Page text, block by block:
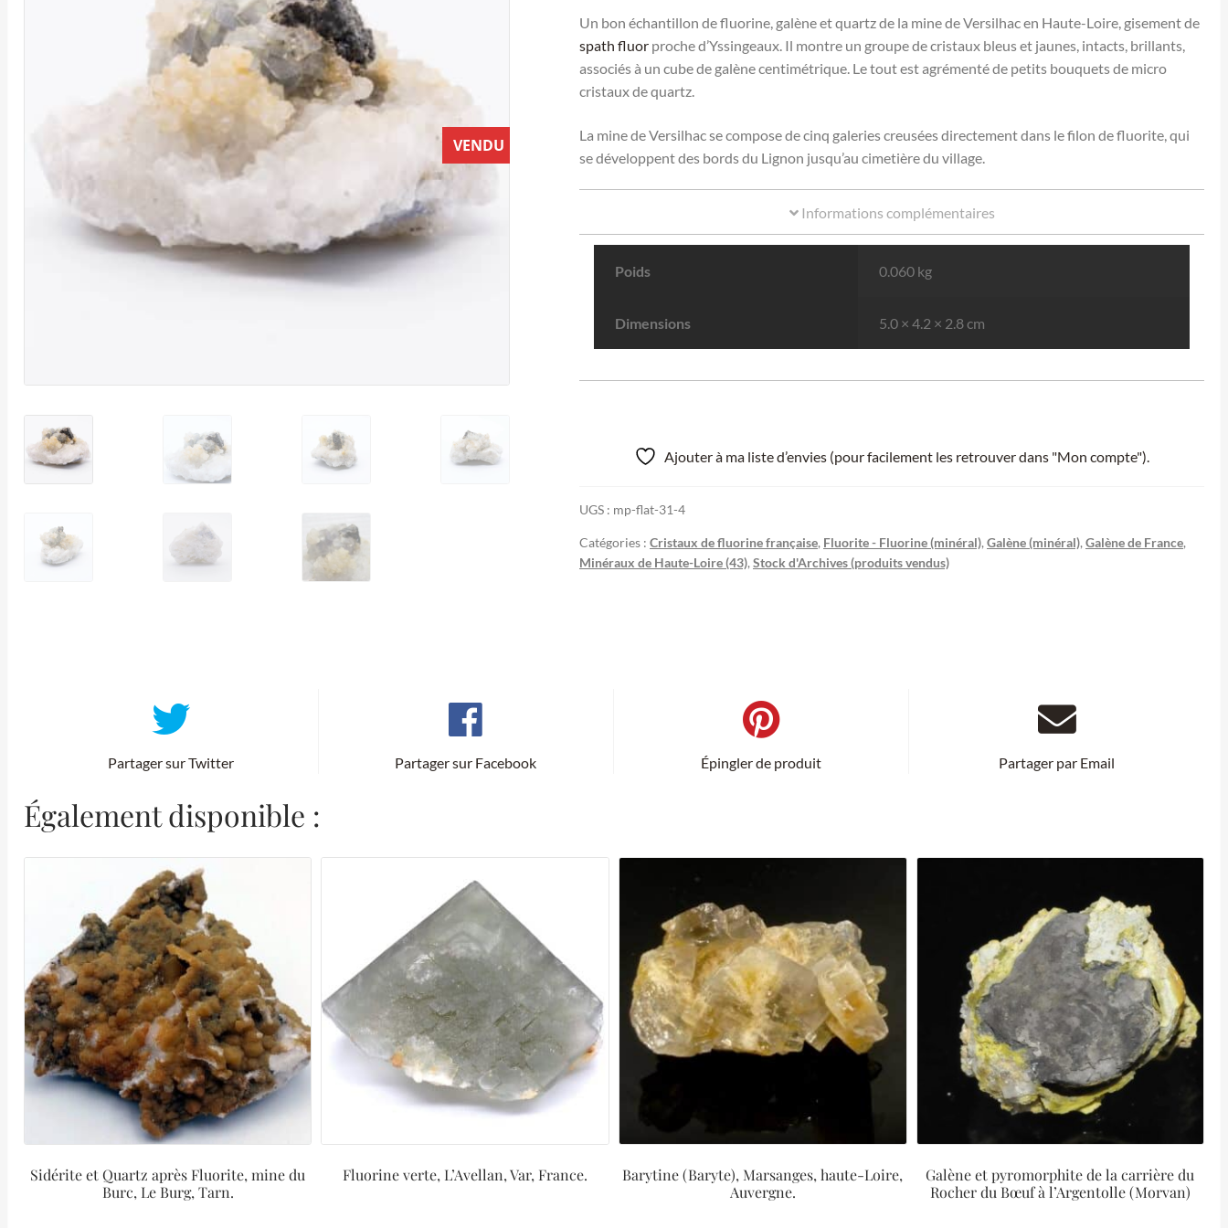
VENDU
Un bon échantillon de fluorine, galène et quartz de la mine de Versilhac en Haute-Loire, gisement de
spath fluor proche d’Yssingeaux. Il montre un groupe de cristaux bleus et jaunes, intacts, brillants,
associés à un cube de galène centimétrique. Le tout est agrémenté de petits bouquets de micro
cristaux de quartz.
La mine de Versilhac se compose de cinq galeries creusées directement dans le filon de fluorite, qui
se développent des bords du Lignon jusqu’au cimetière du village.
Informations complémentaires
Poids 0.060 kg
Dimensions 5.0 × 4.2 × 2.8 cm
Ajouter à ma liste d’envies (pour facilement les retrouver dans "Mon compte").
UGS : mp-flat-31-4
Catégories : Cristaux de fluorine française, Fluorite - Fluorine (minéral), Galène (minéral), Galène de France,
Minéraux de Haute-Loire (43), Stock d'Archives (produits vendus)
Partager sur Twitter Partager sur Facebook Épingler de produit Partager par Email
Également disponible :
Sidérite et Quartz après Fluorite, mine du
Burc, Le Burg, Tarn.
Fluorine verte, L’Avellan, Var, France.
Barytine (Baryte), Marsanges, haute-Loire,
Auvergne.
Galène et pyromorphite de la carrière du
Rocher du Bœuf à l’Argentolle (Morvan)